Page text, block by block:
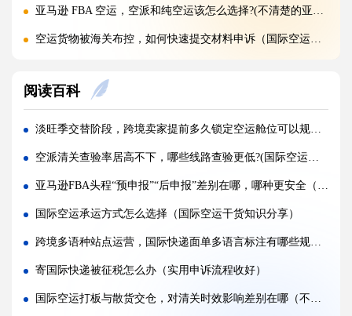
亚马逊 FBA 空运，空派和纯空运该怎么选择?(不清楚的亚马逊卖家看过来)
空运货物被海关布控，如何快速提交材料申诉（国际空运干货知识分享）
国际空运低申报被海关查到，罚款比例是多少?(国际空运干货知识分享)
国际空运的运单有什么作用，包含哪些关键信息（国际空运干货知识分享）
国内哪些港口是国际空运主流始发机场（国际空运干货知识分享）
什么是泡货、重货，国际空运分别怎么定价（国际空运干货知识分享）
国际空运直达与中转航班，该如何选择（不清楚的外贸人看过来）
国际空运客机和全货机分别适合运什么货物（国际空运干货知识分享）
国际空运直达与中转航班，该如何选择（国际快递干货知识分享）
国际空运完整运输流程分为哪几个步骤（国际空运干货知识分享）
阅读百科
淡旺季交替阶段，跨境卖家提前多久锁定空运舱位可以规避运价跳涨（国际空运干货知识分享）
空派清关查验率居高不下，哪些线路查验更低?(国际空运干货知识分享)
亚马逊FBA头程“预申报”“后申报”差别在哪，哪种更安全（亚马逊干货知识分享）
国际空运承运方式怎么选择（国际空运干货知识分享）
跨境多语种站点运营，国际快递面单多语言标注有哪些规范要求（跨境电商卖家请注意）
寄国际快递被征税怎么办（实用申诉流程收好）
国际空运打板与散货交仓，对清关时效影响差别在哪（不清楚弟弟跨境电商卖家看过来）